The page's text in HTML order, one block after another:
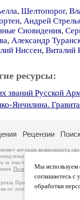
, Шелтопорог,
, Андрей
Сновидения,
, Александр
Ниссен, Виталий
ресурсы:
званий Русской
Янчилина.
Мы используем
соглашаетесь с
обработки
Рецензии
авторам возможность
авторам и
за тексты произведений
Политики обработки
Проза.ру – порядка 100
от этого текста. В каждой